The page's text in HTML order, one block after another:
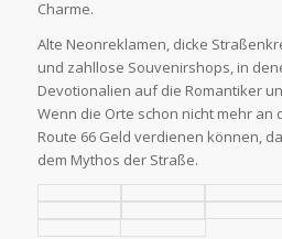
Charme.
Alte Neonreklamen, dicke
und zahllose Souvenirshops, in
Devotionalien auf die Romantiker
Wenn die Orte schon nicht mehr an
Route 66 Geld verdienen können,
dem Mythos der Straße.